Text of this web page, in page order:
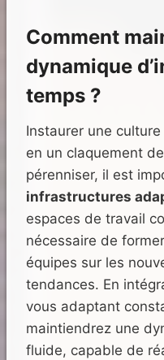
Comment
dynamique
temps ?
Instaurer une
en un claquement
pérenniser, il est
infrastructures
espaces de travail
nécessaire de
équipes sur les
tendances. En
vous adaptant
maintiendrez une
fluide, capable de